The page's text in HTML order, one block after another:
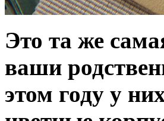
Это та же
ваши
этом году у